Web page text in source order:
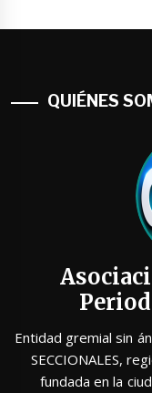
QUIÉNES
Entidad gremial sin
SECCIONALES,
fundada en la